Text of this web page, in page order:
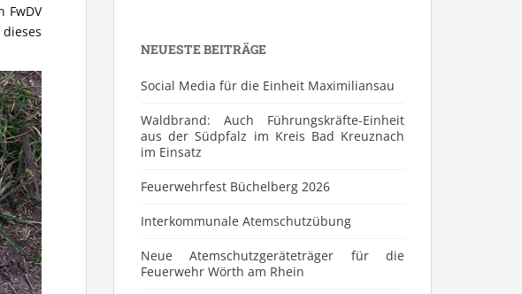
FwDV
NEUESTE BEITRÄGE
Social Media für die Einheit Maximiliansau
Waldbrand: Auch Führungskräfte-Einheit
aus der Südpfalz im Kreis Bad Kreuznach
im Einsatz
Feuerwehrfest Büchelberg 2026
⁠Interkommunale Atemschutzübung
Neue Atemschutzgeräteträger für die
Feuerwehr Wörth am Rhein